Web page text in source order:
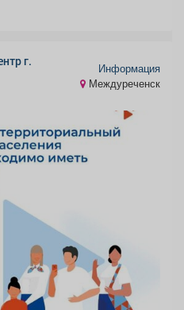
г.
Информация
Междуреченск